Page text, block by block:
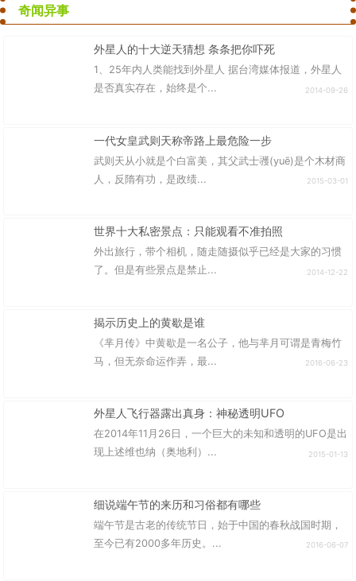
奇闻异事
外星人的十大逆天猜想 条条把你吓死
1、25年内人类能找到外星人 据台湾媒体报道，外星人
是否真实存在，始终是个...
2014-09-26
一代女皇武则天称帝路上最危险一步
武则天从小就是个白富美，其父武士彟(yuē)是个木材商
人，反隋有功，是政绩...
2015-03-01
世界十大私密景点：只能观看不准拍照
外出旅行，带个相机，随走随摄似乎已经是大家的习惯
了。但是有些景点是禁止...
2014-12-22
揭示历史上的黄歇是谁
《芈月传》中黄歇是一名公子，他与芈月可谓是青梅竹
马，但无奈命运作弄，最...
2016-06-23
外星人飞行器露出真身：神秘透明UFO
在2014年11月26日，一个巨大的未知和透明的UFO是出
现上述维也纳（奥地利）...
2015-01-13
细说端午节的来历和习俗都有哪些
端午节是古老的传统节日，始于中国的春秋战国时期，
至今已有2000多年历史。...
2016-06-07